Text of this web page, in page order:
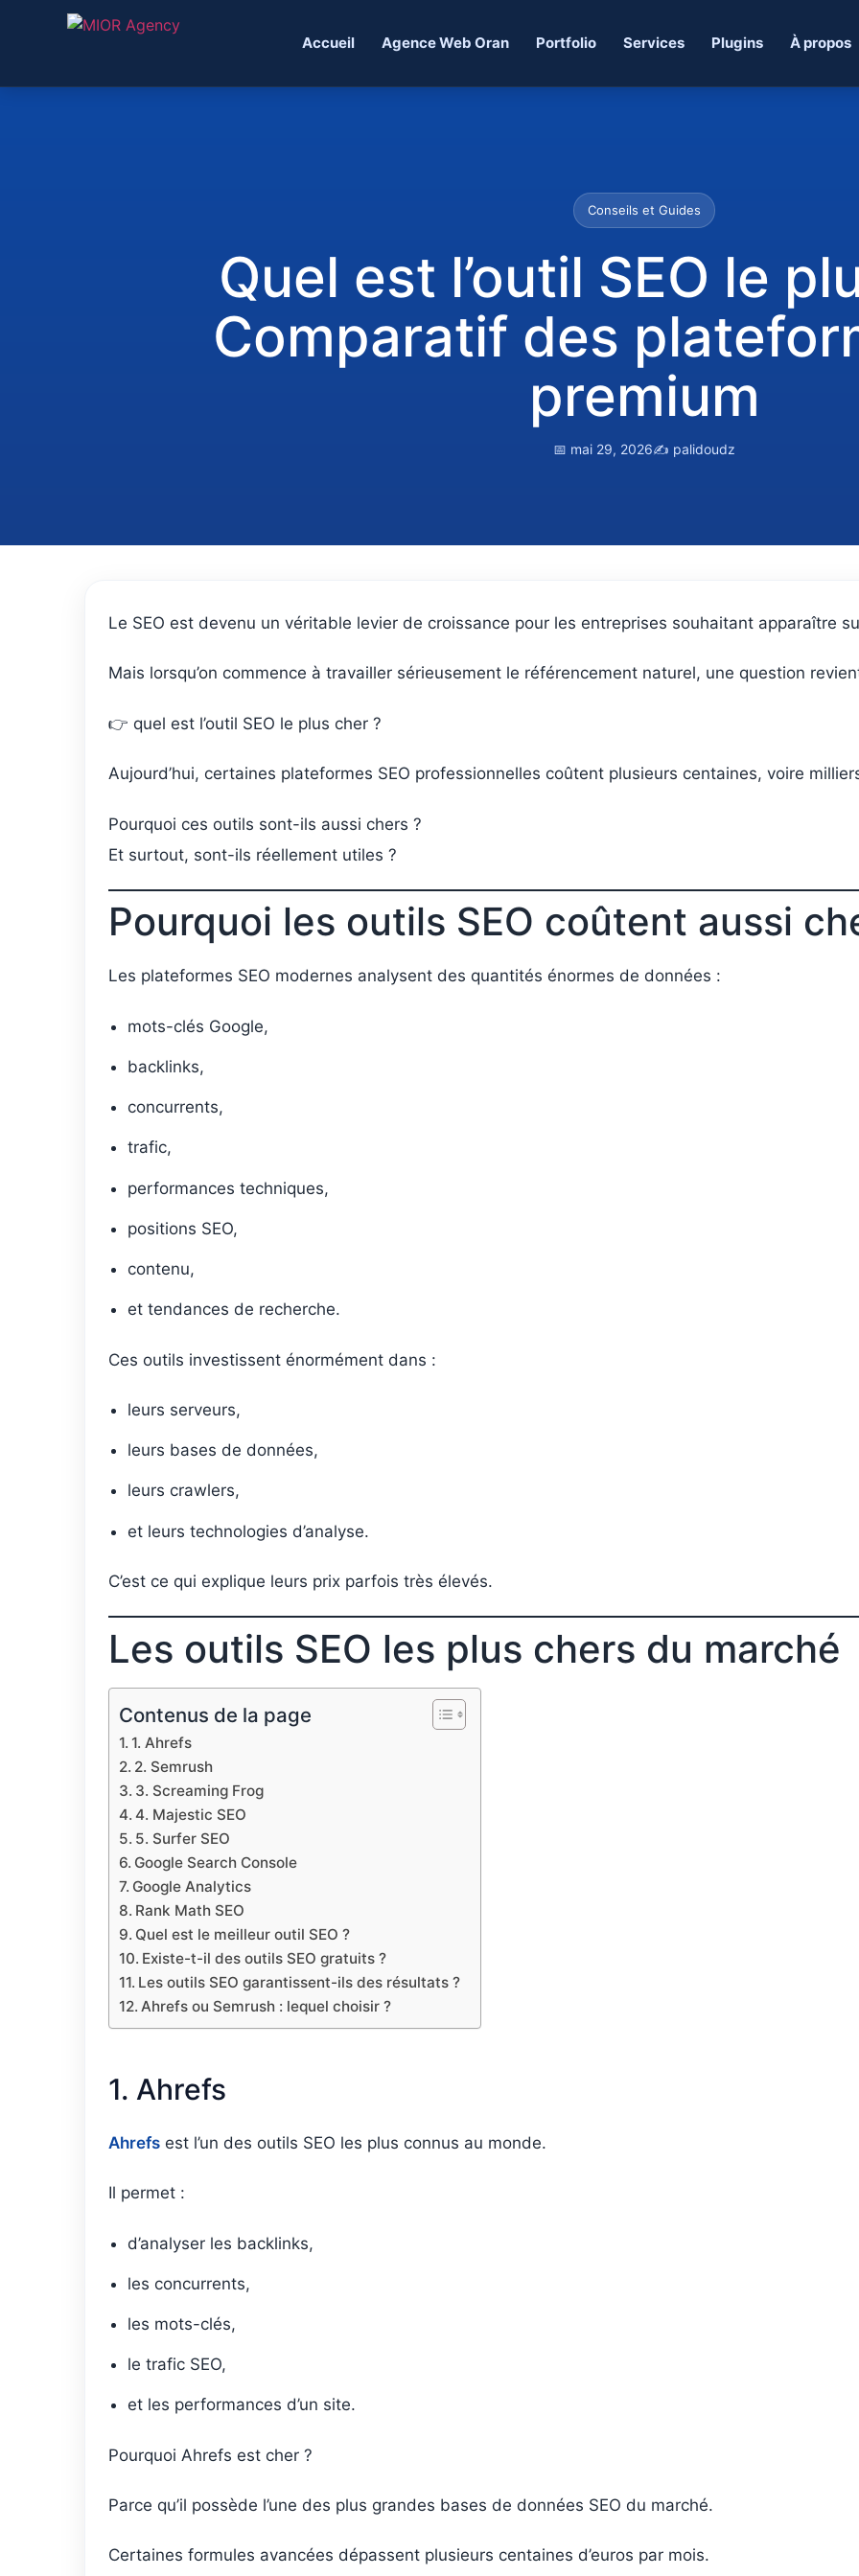
Accueil Agence Web Oran Portfolio Services Plugins À propos
Conseils et Guides
Quel est l’outil SEO le
Comparatif des
premium
📅 mai 29, 2026✍️ palidoudz
Le SEO est devenu un véritable levier de croissance pour les entreprises souhaitant apparaître
Mais lorsqu’on commence à travailler sérieusement le référencement naturel, une question
👉 quel est l’outil SEO le plus cher ?
Aujourd’hui, certaines plateformes SEO professionnelles coûtent plusieurs centaines, voire
Pourquoi ces outils sont-ils aussi chers ?
Et surtout, sont-ils réellement utiles ?
Pourquoi les outils SEO coûtent aussi
Les plateformes SEO modernes analysent des quantités énormes de données :
mots-clés Google,
backlinks,
concurrents,
trafic,
performances techniques,
positions SEO,
contenu,
et tendances de recherche.
Ces outils investissent énormément dans :
leurs serveurs,
leurs bases de données,
leurs crawlers,
et leurs technologies d’analyse.
C’est ce qui explique leurs prix parfois très élevés.
Les outils SEO les plus chers du marché
Contenus de la page
1. Ahrefs
2. Semrush
3. Screaming Frog
4. Majestic SEO
5. Surfer SEO
Google Search Console
Google Analytics
Rank Math SEO
Quel est le meilleur outil SEO ?
Existe-t-il des outils SEO gratuits ?
Les outils SEO garantissent-ils des résultats ?
Ahrefs ou Semrush : lequel choisir ?
1. Ahrefs
Ahrefs est l’un des outils SEO les plus connus au monde.
Il permet :
d’analyser les backlinks,
les concurrents,
les mots-clés,
le trafic SEO,
et les performances d’un site.
Pourquoi Ahrefs est cher ?
Parce qu’il possède l’une des plus grandes bases de données SEO du marché.
Certaines formules avancées dépassent plusieurs centaines d’euros par mois.